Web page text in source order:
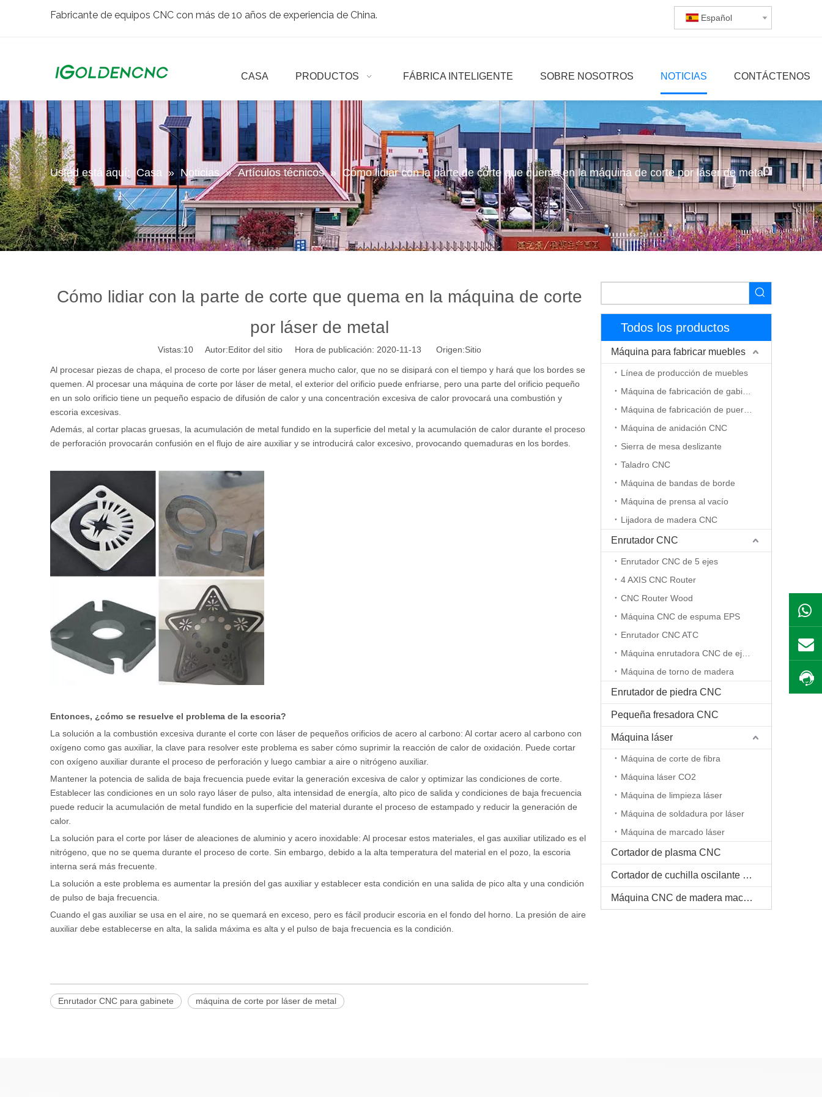
Fabricante de equipos CNC con más de 10 años de experiencia de China. Español
CASA PRODUCTOS FÁBRICA INTELIGENTE SOBRE NOSOTROS NOTICIAS CONTÁCTENOS
Usted está aquí: Casa » Noticias » Artículos técnicos » Cómo lidiar con la parte de corte que quema en la máquina de corte por láser de metal
Cómo lidiar con la parte de corte que quema en la máquina de corte
por láser de metal
Vistas:10Autor:Editor del sitio Hora de publicación: 2020-11-13 Origen:Sitio
Al procesar piezas de chapa, el proceso de corte por láser genera mucho calor, que no se disipará con el tiempo y hará que los bordes se
quemen. Al procesar una máquina de corte por láser de metal, el exterior del orificio puede enfriarse, pero una parte del orificio pequeño
en un solo orificio tiene un pequeño espacio de difusión de calor y una concentración excesiva de calor provocará una combustión y
escoria excesivas.
Además, al cortar placas gruesas, la acumulación de metal fundido en la superficie del metal y la acumulación de calor durante el proceso
de perforación provocarán confusión en el flujo de aire auxiliar y se introducirá calor excesivo, provocando quemaduras en los bordes.
Entonces, ¿cómo se resuelve el problema de la escoria?
La solución a la combustión excesiva durante el corte con láser de pequeños orificios de acero al carbono: Al cortar acero al carbono con
oxígeno como gas auxiliar, la clave para resolver este problema es saber cómo suprimir la reacción de calor de oxidación. Puede cortar
con oxígeno auxiliar durante el proceso de perforación y luego cambiar a aire o nitrógeno auxiliar.
Mantener la potencia de salida de baja frecuencia puede evitar la generación excesiva de calor y optimizar las condiciones de corte.
Establecer las condiciones en un solo rayo láser de pulso, alta intensidad de energía, alto pico de salida y condiciones de baja frecuencia
puede reducir la acumulación de metal fundido en la superficie del material durante el proceso de estampado y reducir la generación de
calor.
La solución para el corte por láser de aleaciones de aluminio y acero inoxidable: Al procesar estos materiales, el gas auxiliar utilizado es el
nitrógeno, que no se quema durante el proceso de corte. Sin embargo, debido a la alta temperatura del material en el pozo, la escoria
interna será más frecuente.
La solución a este problema es aumentar la presión del gas auxiliar y establecer esta condición en una salida de pico alta y una condición
de pulso de baja frecuencia.
Cuando el gas auxiliar se usa en el aire, no se quemará en exceso, pero es fácil producir escoria en el fondo del horno. La presión de aire
auxiliar debe establecerse en alta, la salida máxima es alta y el pulso de baja frecuencia es la condición.
Enrutador CNC para gabinete máquina de corte por láser de metal
Todos los productos
Máquina para fabricar muebles
Línea de producción de muebles
Máquina de anidación CNC
Sierra de mesa deslizante
Taladro CNC
Máquina de bandas de borde
Máquina de prensa al vacío
Lijadora de madera CNC
Enrutador CNC
Enrutador CNC de 5 ejes
4 AXIS CNC Router
CNC Router Wood
Máquina CNC de espuma EPS
Enrutador CNC ATC
Máquina de torno de madera
Enrutador de piedra CNC
Pequeña fresadora CNC
Máquina láser
Máquina de corte de fibra
Máquina láser CO2
Máquina de limpieza láser
Máquina de soldadura por láser
Máquina de marcado láser
Cortador de plasma CNC
Cortador de cuchilla oscilante CNC
Máquina CNC de madera maciza